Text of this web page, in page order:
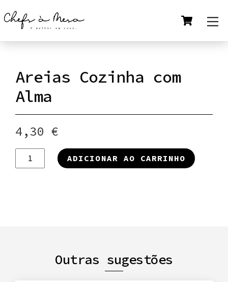
to
content
Cart
Areias Cozinha com
Alma
4,30 €
Quantidade
de
ADICIONAR AO CARRINHO
Outras sugestões